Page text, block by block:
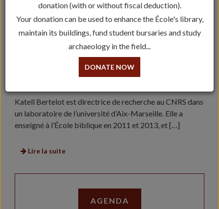
KATELL BERTHELOT, HISTORIENNE DU
Katell Bertelot est directrice de recherche au CNRS dans
un laboratoire de l’université d’Aix-Marseille. Elle a
enseigné à l’École biblique en 2011 et 2013, et […]
Lire la suite
AGENDA
donation (with or without fiscal deduction).
Your donation can be used to enhance the École's library,
maintain its buildings, fund student bursaries and study
archaeology in the field...
DONATE NOW